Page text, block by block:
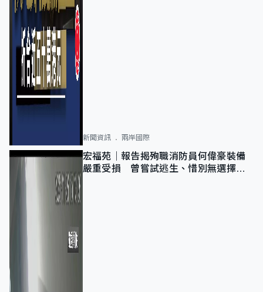
新聞資訊 兩岸國際
宏福苑｜報告揭殉職消防員何偉豪裝備
嚴重受損 曾嘗試逃生、惜別無選擇下